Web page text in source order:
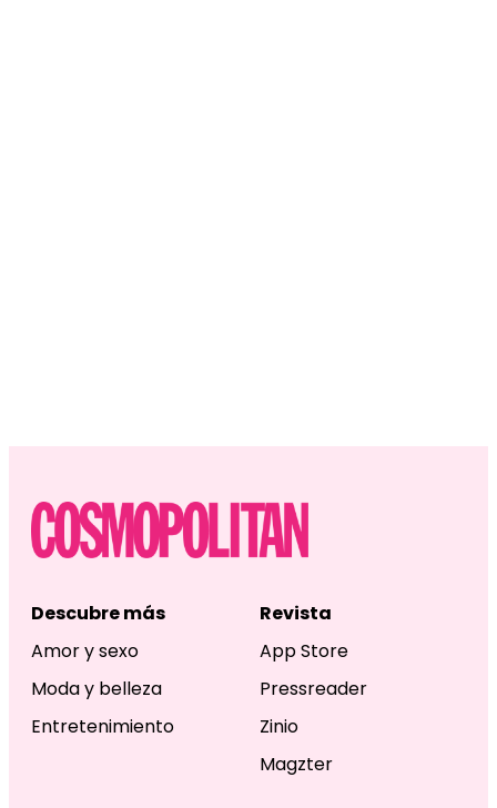
Descubre más
Amor y sexo
Moda y belleza
Entretenimiento
Revista
App Store
Pressreader
Zinio
Magzter